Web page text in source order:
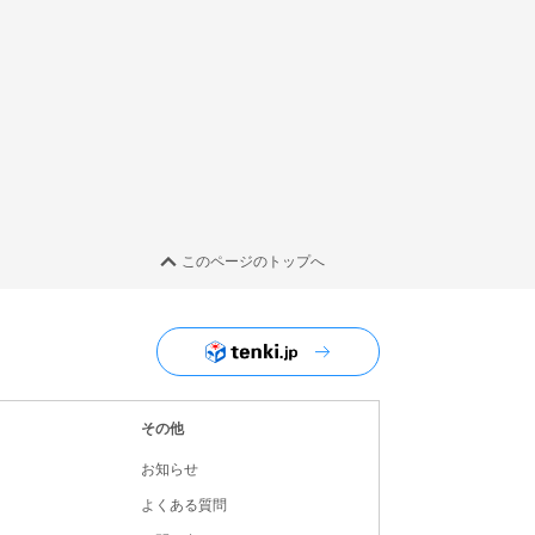
このページのトップへ
ユーザーナビゲーション
その他
お知らせ
よくある質問